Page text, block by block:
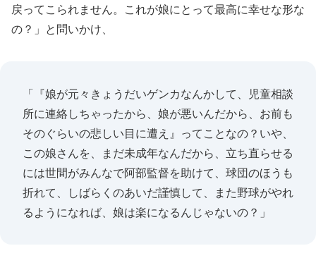
戻ってこられません。これが娘にとって最高に幸せな形な
の？」と問いかけ、
「『娘が元々きょうだいゲンカなんかして、児童相談
所に連絡しちゃったから、娘が悪いんだから、お前も
そのぐらいの悲しい目に遭え』ってことなの？いや、
この娘さんを、まだ未成年なんだから、立ち直らせる
には世間がみんなで阿部監督を助けて、球団のほうも
折れて、しばらくのあいだ謹慎して、また野球がやれ
るようになれば、娘は楽になるんじゃないの？」